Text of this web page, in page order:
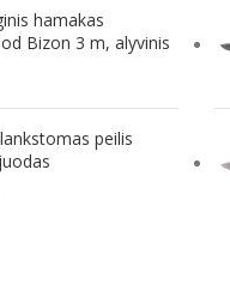
hamakas
Bizon 3 m, alyvinis
peilis